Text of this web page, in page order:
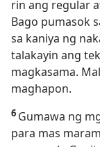
rin ang regular
Bago pumasok
sa kaniya ng
talakayin ang
magkasama.
maghapon.
6 Gumawa ng
para mas